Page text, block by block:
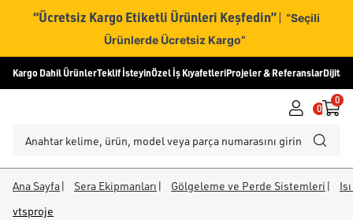
“Ücretsiz Kargo Etiketli Ürünleri Keşfedin” | “Seçili
Ürünlerde Ücretsiz Kargo”
Kargo Dahil ÜrünlerTeklif İsteyinÖzel İş KıyafetleriProjeler & ReferanslarDijital
0
0
Ana Sayfa| Sera Ekipmanları | Gölgeleme ve Perde Sistemleri |
vtsproje